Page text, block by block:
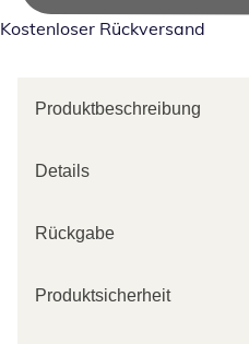
Kostenloser Rückversand
Produktbeschreibung
Details
Rückgabe
Produktsicherheit